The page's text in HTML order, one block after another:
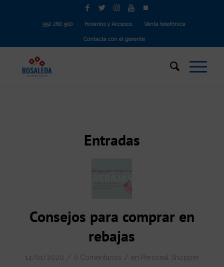
952 280 500 Horarios y Accesos Venta telefónica
Contacta con el gerente
Entradas
Consejos para comprar en
rebajas
14/01/2020 / 0 Comentarios / en Personal Shopper